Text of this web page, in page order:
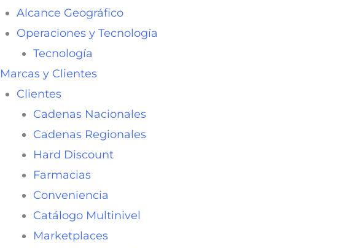
Alcance Geográfico
Operaciones y Tecnología
Tecnología
Marcas y Clientes
Clientes
Cadenas Nacionales
Cadenas Regionales
Hard Discount
Farmacias
Conveniencia
Catálogo Multinivel
Marketplaces